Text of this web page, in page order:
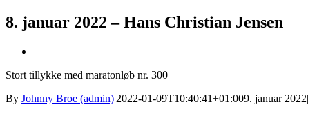
8. januar 2022 – Hans Christian Jensen
billede
Stort tillykke med maratonløb nr. 300
By Johnny Broe (admin)|2022-01-09T10:40:41+01:009. januar 2022|